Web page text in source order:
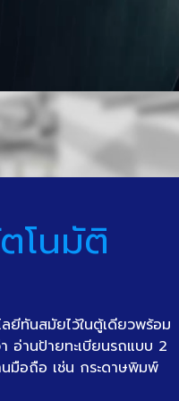
โนมัติ
ยีทันสมัยไว้ในตู้เดียวพร้อม
อ่านป้ายทะเบียนรถแบบ 2
มือถือ เช่น กระดาษพิมพ์